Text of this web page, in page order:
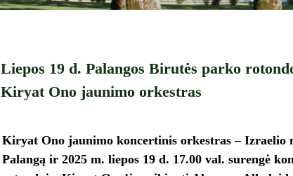
Liepos 19 d. Palangos Birutės parko
Kiryat Ono jaunimo orkestras
Kiryat Ono jaunimo koncertinis orkestras – Izraelio
Palangą ir 2025 m. liepos 19 d. 17.00 val. surengė